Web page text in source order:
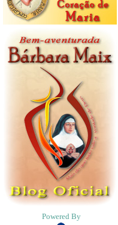
Powered By